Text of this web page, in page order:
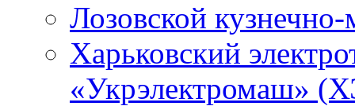
Лозовской
Харьковский
«Укрэлектромаш»